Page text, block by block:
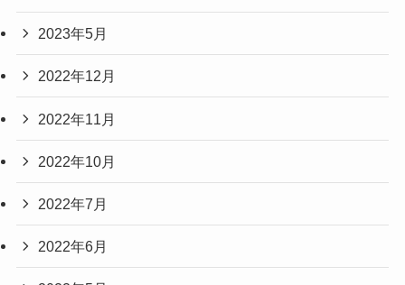
2023年5月
2022年12月
2022年11月
2022年10月
2022年7月
2022年6月